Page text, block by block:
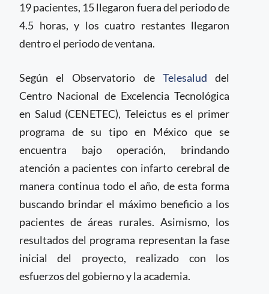
19 pacientes, 15 llegaron fuera del periodo de
4.5 horas, y los cuatro restantes llegaron
dentro el periodo de ventana.
Según el Observatorio de Telesalud del
Centro Nacional de Excelencia Tecnológica
en Salud (CENETEC), Teleictus es el primer
programa de su tipo en México que se
encuentra bajo operación, brindando
atención a pacientes con infarto cerebral de
manera continua todo el año, de esta forma
buscando brindar el máximo beneficio a los
pacientes de áreas rurales. Asimismo, los
resultados del programa representan la fase
inicial del proyecto, realizado con los
esfuerzos del gobierno y la academia.